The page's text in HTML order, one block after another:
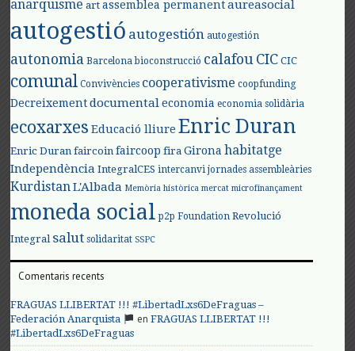
anarquisme art assemblea permanent aureasocial
autogestió autogestión autogestión
autonomia Barcelona bioconstrucció calafouCIC CIC
comunal Convivències cooperativisme coopfunding
Decreixement documental economia economia solidària
ecoxarxes Educació lliure Enric Duran
Enric Duran faircoin faircoop fira Girona habitatge
Independència IntegralCES intercanvi jornades assembleàries
KurdistanL'Albada Memòria històrica mercat microfinançament
moneda social p2p Foundation Revolució
Integral salut solidaritat SSPC
Comentaris recents
FRAGUAS LLIBERTAT !!! #LibertadLxs6DeFraguas –
Federación Anarquista
enFRAGUAS LLIBERTAT !!!
#LibertadLxs6DeFraguas